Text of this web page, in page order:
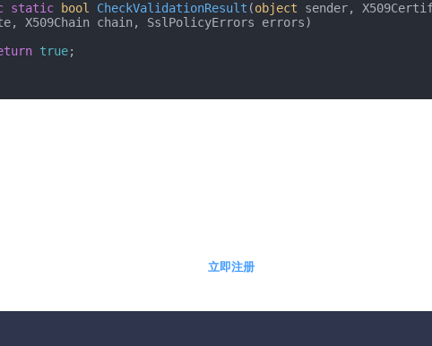
static bool CheckValidationResult (object sender,
X509Chain chain, SslPolicyErrors errors)
true;
立即注册